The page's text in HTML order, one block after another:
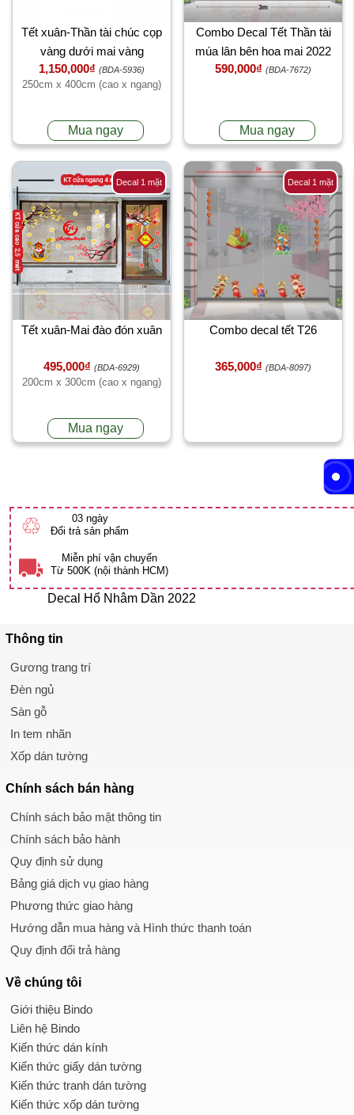
Tết xuân-Thần tài chúc cọp
vàng dưới mai vàng
1,150,000₫ (BDA-5936)
250cm x 400cm (cao x ngang)
Mua ngay
Combo Decal Tết Thần tài
múa lân bên hoa mai 2022
590,000₫ (BDA-7672)
Mua ngay
Decal 1 mặt
Tết xuân-Mai đào đón xuân
495,000₫ (BDA-6929)
200cm x 300cm (cao x ngang)
Mua ngay
Decal 1 mặt
Combo decal tết T26
365,000₫ (BDA-8097)
♲
03 ngày
Đổi trả sản phẩm
Miễn phí vận chuyển
Từ 500K (nội thành HCM)
Decal Hổ Nhâm Dần 2022
Thông tin
Gương trang trí
Đèn ngủ
Sàn gỗ
In tem nhãn
Xốp dán tường
Chính sách bán hàng
Chính sách bảo mật thông tin
Chính sách bảo hành
Quy định sử dụng
Bảng giá dịch vụ giao hàng
Phương thức giao hàng
Hướng dẫn mua hàng và Hình thức thanh toán
Quy định đổi trả hàng
Về chúng tôi
Giới thiệu Bindo
Liên hệ Bindo
Kiến thức dán kính
Kiến thức giấy dán tường
Kiến thức tranh dán tường
Kiến thức xốp dán tường